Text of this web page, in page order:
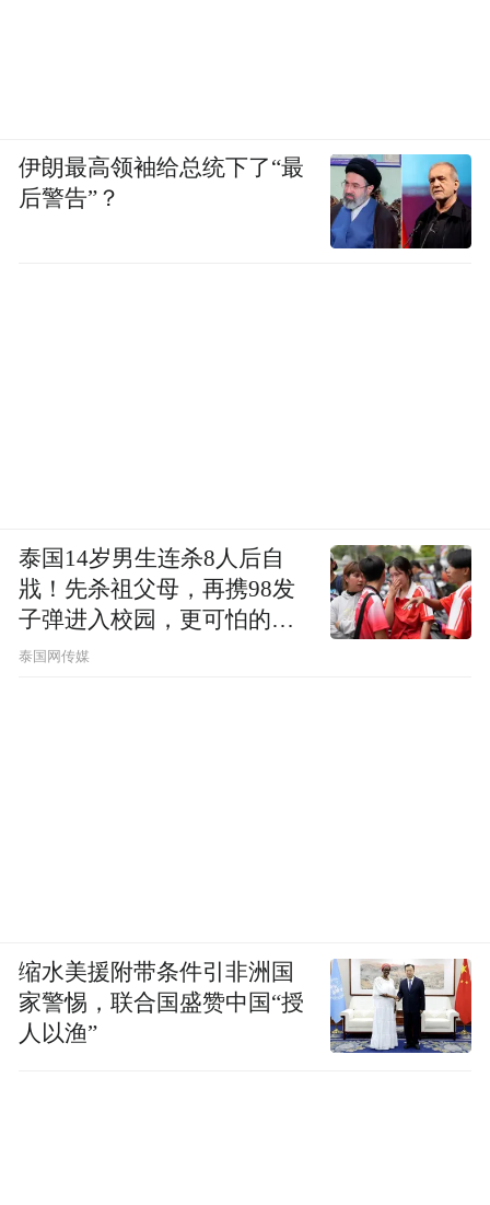
伊朗最高领袖给总统下了“最
后警告”？
泰国14岁男生连杀8人后自
戕！先杀祖父母，再携98发
子弹进入校园，更可怕的细
节公布了
泰国网传媒
缩水美援附带条件引非洲国
家警惕，联合国盛赞中国“授
人以渔”